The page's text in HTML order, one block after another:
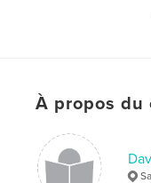
photography
À propos du